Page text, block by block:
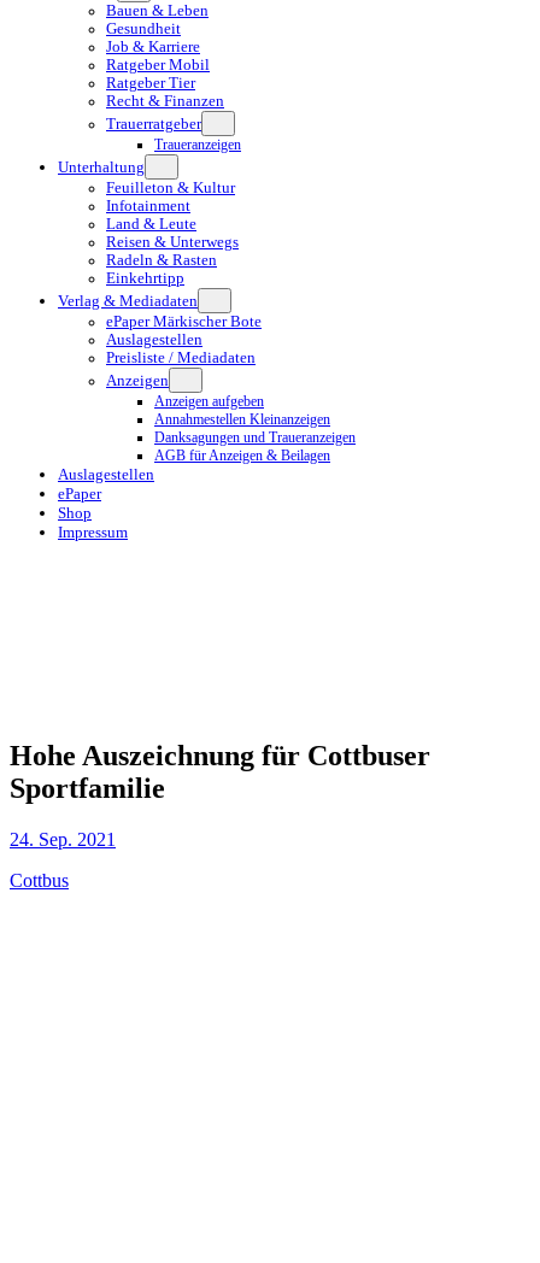
Bauen & Leben
Gesundheit
Job & Karriere
Ratgeber Mobil
Ratgeber Tier
Recht & Finanzen
Trauerratgeber
Traueranzeigen
Unterhaltung
Feuilleton & Kultur
Infotainment
Land & Leute
Reisen & Unterwegs
Radeln & Rasten
Einkehrtipp
Verlag & Mediadaten
ePaper Märkischer Bote
Auslagestellen
Preisliste / Mediadaten
Anzeigen
Anzeigen aufgeben
Annahmestellen Kleinanzeigen
Danksagungen und Traueranzeigen
AGB für Anzeigen & Beilagen
Auslagestellen
ePaper
Shop
Impressum
Hohe Auszeichnung für Cottbuser
Sportfamilie
24. Sep. 2021
Cottbus